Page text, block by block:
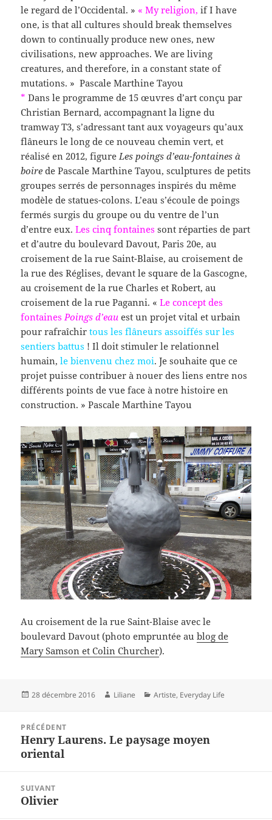
le regard de l’Occidental. » « My religion, if I have
one, is that all cultures should break themselves
down to continually produce new ones, new
civilisations, new approaches. We are living
creatures, and therefore, in a constant state of
mutations. » Pascale Marthine Tayou
* Dans le programme de 15 œuvres d’art conçu par
Christian Bernard, accompagnant la ligne du
tramway T3, s’adressant tant aux voyageurs qu’aux
flâneurs le long de ce nouveau chemin vert, et
réalisé en 2012, figure Les poings d’eau-fontaines à
boire de Pascale Marthine Tayou, sculptures de petits
groupes serrés de personnages inspirés du même
modèle de statues-colons. L’eau s’écoule de poings
fermés surgis du groupe ou du ventre de l’un
d’entre eux.Les cinq fontaines sont réparties de part
et d’autre du boulevard Davout, Paris 20e, au
croisement de la rue Saint-Blaise, au croisement de
la rue des Réglises, devant le square de la Gascogne,
au croisement de la rue Charles et Robert, au
croisement de la rue Paganni. «Le concept des
fontaines Poings d’eau est un projet vital et urbain
pour rafraîchirtous les flâneurs assoiffés sur les
sentiers battus ! Il doit stimuler le relationnel
humain,le bienvenu chez moi. Je souhaite que ce
projet puisse contribuer à nouer des liens entre nos
différents points de vue face à notre histoire en
construction. » Pascale Marthine Tayou
Au croisement de la rue Saint-Blaise avec le
boulevard Davout (photo empruntée aublog de
Mary Samson et Colin Churcher).
Publié
28 décembre 2016 Auteur
Liliane Catégories
Artiste, Everyday Life
l’article
PRÉCÉDENT
Article
précédent :
Henry Laurens. Le paysage moyen
oriental
SUIVANT
Article
Olivier